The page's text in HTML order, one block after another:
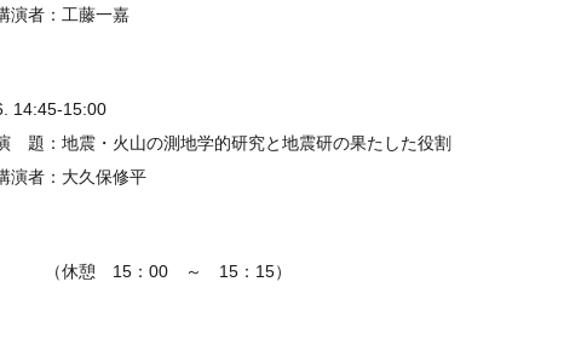
演者：工藤一嘉
14:45-15:00
題：地震・火山の測地学的研究と地震研の果たした役割
演者：大久保修平
（休憩 15：00 ～ 15：15）